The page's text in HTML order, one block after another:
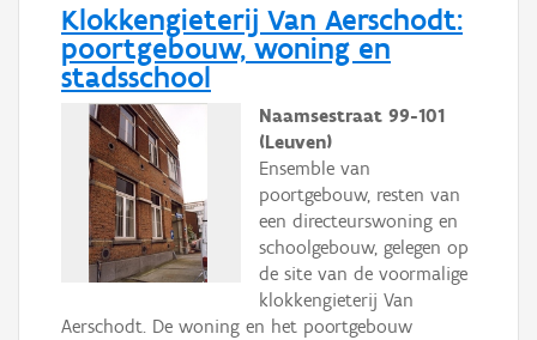
Klokkengieterij Van Aerschodt:
poortgebouw, woning en
stadsschool
Naamsestraat 99-101
(Leuven)
Ensemble van
poortgebouw, resten van
een directeurswoning en
schoolgebouw, gelegen op
de site van de voormalige
klokkengieterij Van
Aerschodt. De woning en het poortgebouw